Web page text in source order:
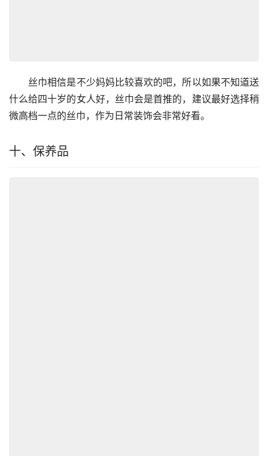
丝巾相信是不少妈妈比较喜欢的吧，所以如果不知道送
什么给四十岁的女人好，丝巾会是首推的，建议最好选择稍
微高档一点的丝巾，作为日常装饰会非常好看。
十、保养品